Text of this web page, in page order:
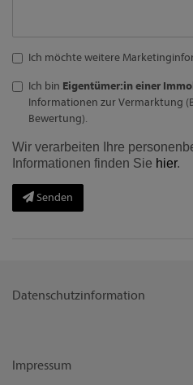
Ich möchte weitere
Ich bin Eigentümer:in einer
Informationen zur Vermarktung
Bewertung).
Wir verarbeiten Ihre
Informationen finden Sie hier.
Senden
Datenschutzinformation
Impressum